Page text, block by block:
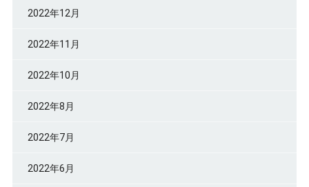
2022年12月
2022年11月
2022年10月
2022年8月
2022年7月
2022年6月